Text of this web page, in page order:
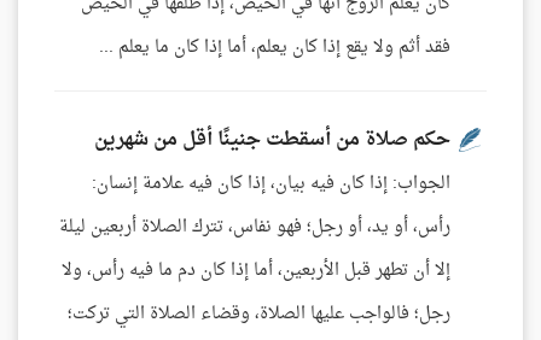
فقد أثم ولا يقع إذا كان يعلم، أما إذا كان ما يعلم ...
حكم صلاة من أسقطت جنينًا أقل من شهرين
الجواب: إذا كان فيه بيان، إذا كان فيه علامة إنسان:
رأس، أو يد، أو رجل؛ فهو نفاس، تترك الصلاة أربعين ليلة
إلا أن تطهر قبل الأربعين، أما إذا كان دم ما فيه رأس، ولا
رجل؛ فالواجب عليها الصلاة، وقضاء الصلاة التي تركت؛